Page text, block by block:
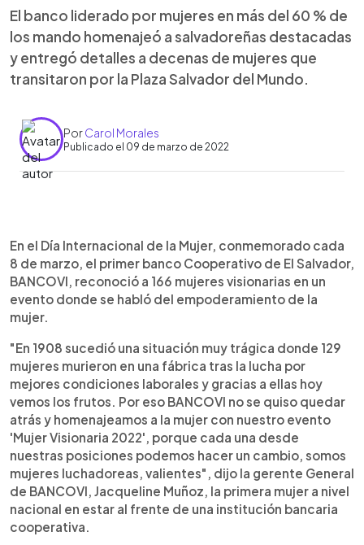
El banco liderado por mujeres en más del 60 % de
los mando homenajeó a salvadoreñas destacadas
y entregó detalles a decenas de mujeres que
transitaron por la Plaza Salvador del Mundo.
PorCarol Morales
Publicado el 09 de marzo de 2022
► Escuchar artículo
En el Día Internacional de la Mujer, conmemorado cada
8 de marzo, el primer banco Cooperativo de El Salvador,
BANCOVI, reconoció a 166 mujeres visionarias en un
evento donde se habló del empoderamiento de la
mujer.
"En 1908 sucedió una situación muy trágica donde 129
mujeres murieron en una fábrica tras la lucha por
mejores condiciones laborales y gracias a ellas hoy
vemos los frutos. Por eso BANCOVI no se quiso quedar
atrás y homenajeamos a la mujer con nuestro evento
'Mujer Visionaria 2022', porque cada una desde
nuestras posiciones podemos hacer un cambio, somos
mujeres luchadoreas, valientes", dijo la gerente General
de BANCOVI, Jacqueline Muñoz, la primera mujer a nivel
nacional en estar al frente de una institución bancaria
cooperativa.